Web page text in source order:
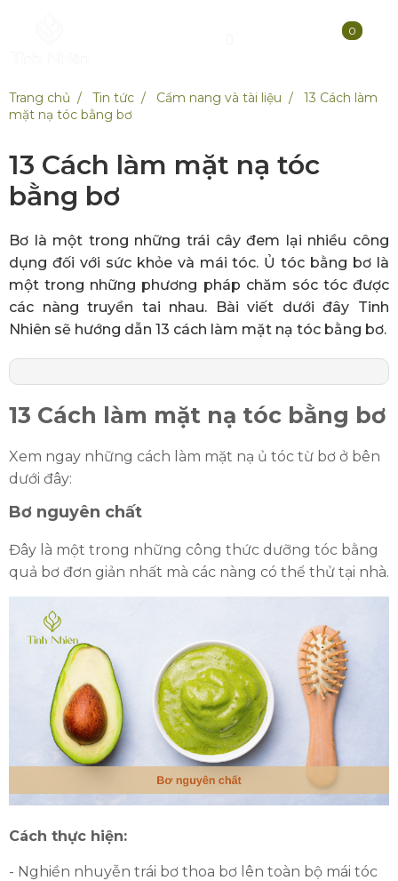
0
Trang chủ Tin tức Cẩm nang và tài liệu
13 Cách làm
mặt nạ tóc bằng bơ
13 Cách làm mặt nạ tóc
bằng bơ
Bơ là một trong những trái cây đem lại nhiều công
dụng đối với sức khỏe và mái tóc. Ủ tóc bằng bơ là
một trong những phương pháp chăm sóc tóc được
các nàng truyền tai nhau. Bài viết dưới đây Tinh
Nhiên sẽ hướng dẫn 13 cách làm mặt nạ tóc bằng bơ.
13 Cách làm mặt nạ tóc bằng bơ
Xem ngay những cách làm mặt nạ ủ tóc từ bơ ở bên
dưới đây:
Bơ nguyên chất
Đây là một trong những công thức dưỡng tóc bằng
quả bơ đơn giản nhất mà các nàng có thể thử tại nhà.
Cách thực hiện:
- Nghiền nhuyễn trái bơ thoa bơ lên toàn bộ mái tóc